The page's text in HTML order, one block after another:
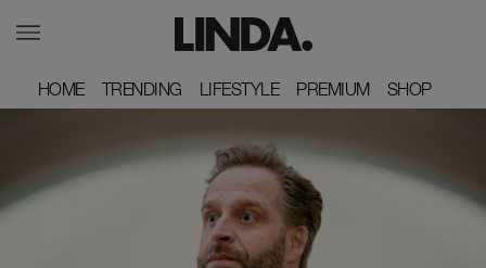
HOME
HOME TRENDING
TRENDING LIFESTYLE
LIFESTYLE PREMIUM
PREMIUM SHOP
SHOP